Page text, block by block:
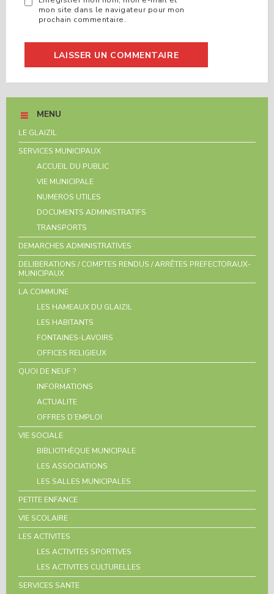
mon site dans le navigateur pour mon
prochain commentaire.
MENU
LE GLAIZIL
SERVICES MUNICIPAUX
ACCUEIL DU PUBLIC
VIE MUNICIPALE
NUMEROS UTILES
DOCUMENTS ADMINISTRATIFS
TRANSPORTS
DEMARCHES ADMINISTRATIVES
DELIBERATIONS / COMPTES RENDUS / ARRÊTES PREFECTORAUX-
MUNICIPAUX
LA COMMUNE
LES HAMEAUX DU GLAIZIL
LES HABITANTS
FONTAINES-LAVOIRS
OFFICES RELIGIEUX
QUOI DE NEUF ?
INFORMATIONS
ACTUALITE
OFFRES D’EMPLOI
VIE SOCIALE
BIBLIOTHÈQUE MUNICIPALE
LES ASSOCIATIONS
LES SALLES MUNICIPALES
PETITE ENFANCE
VIE SCOLAIRE
LES ACTIVITES
LES ACTIVITES SPORTIVES
LES ACTIVITES CULTURELLES
SERVICES SANTE